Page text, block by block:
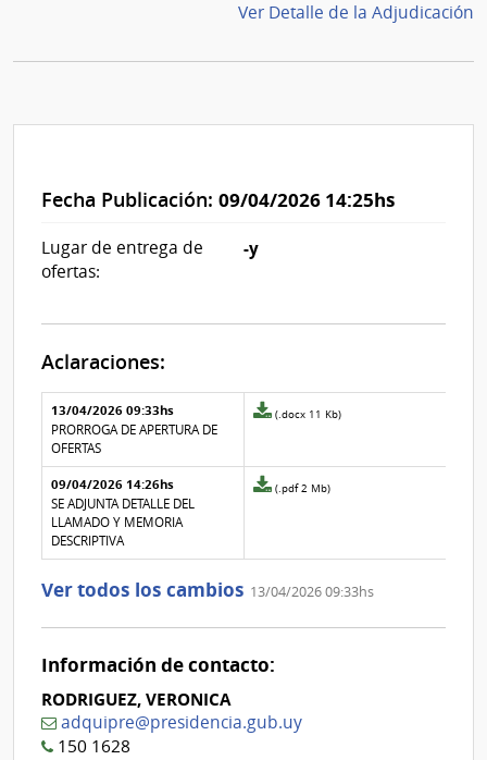
Ver Detalle de la Adjudicación
Fecha Publicación: 09/04/2026 14:25hs
Lugar de entrega de
ofertas:
-y
Aclaraciones:
Fecha y
texto de
la
aclaración
Archivo
aclaración
13/04/2026 09:33hs
PRORROGA DE APERTURA DE
OFERTAS
Archivo
la
aclaración
(.docx 11 Kb)
09/04/2026 14:26hs
SE ADJUNTA DETALLE DEL
LLAMADO Y MEMORIA
DESCRIPTIVA
Archivo
aclaración
0
(.pdf 2 Mb)
Ver todos los cambios 13/04/2026 09:33hs
Información de contacto:
RODRIGUEZ, VERONICA
adquipre@presidencia.gub.uy
150 1628